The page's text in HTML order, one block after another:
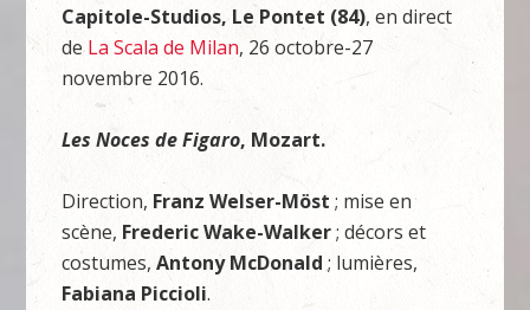
Capitole-Studios, Le Pontet (84), en direct
deLa Scala de Milan, 26 octobre-27
novembre 2016.
Les Noces de Figaro, Mozart.
Direction, Franz Welser-Möst ; mise en
scène, Frederic Wake-Walker; décors et
costumes,Antony McDonald ; lumières,
Fabiana Piccioli.